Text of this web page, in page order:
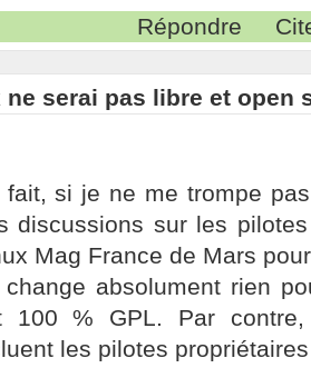
Répondre
ne serai pas libre et open
fait, si je ne me trompe
discussions sur les
Mag France de Mars
change absolument rien
100 % GPL. Par
les pilotes